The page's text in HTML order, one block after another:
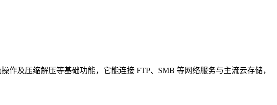
及压缩解压等基础功能，它能连接 FTP、SMB 等网络服务与主流云存储，